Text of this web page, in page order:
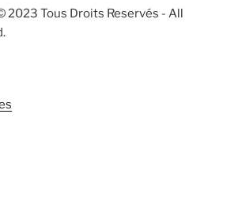
2023 Tous Droits Reservés - All